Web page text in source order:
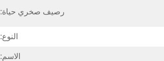
رصيف صخري حياة:
النوع:
الاسم: